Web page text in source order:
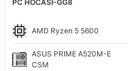
PC HOCASI-GG8
AMD Ryzen 5 5600
ASUS PRIME A520M-E
CSM